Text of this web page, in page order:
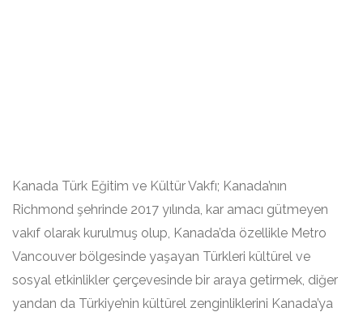
Kanada Türk Eğitim ve Kültür Vakfı; Kanada’nın
Richmond şehrinde 2017 yılında, kar amacı gütmeyen
vakıf olarak kurulmuş olup, Kanada’da özellikle Metro
Vancouver bölgesinde yaşayan Türkleri kültürel ve
sosyal etkinlikler çerçevesinde bir araya getirmek, diğer
yandan da Türkiye’nin kültürel zenginliklerini Kanada’ya